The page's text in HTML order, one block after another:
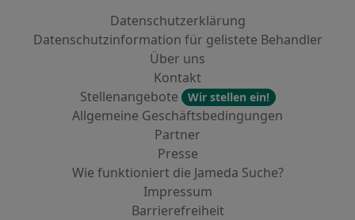
Datenschutzerklärung
Datenschutzinformation für gelistete Behandler
Über uns
Kontakt
Stellenangebote
Wir stellen ein!
Allgemeine Geschäftsbedingungen
Partner
Presse
Wie funktioniert die Jameda Suche?
Impressum
Barrierefreiheit